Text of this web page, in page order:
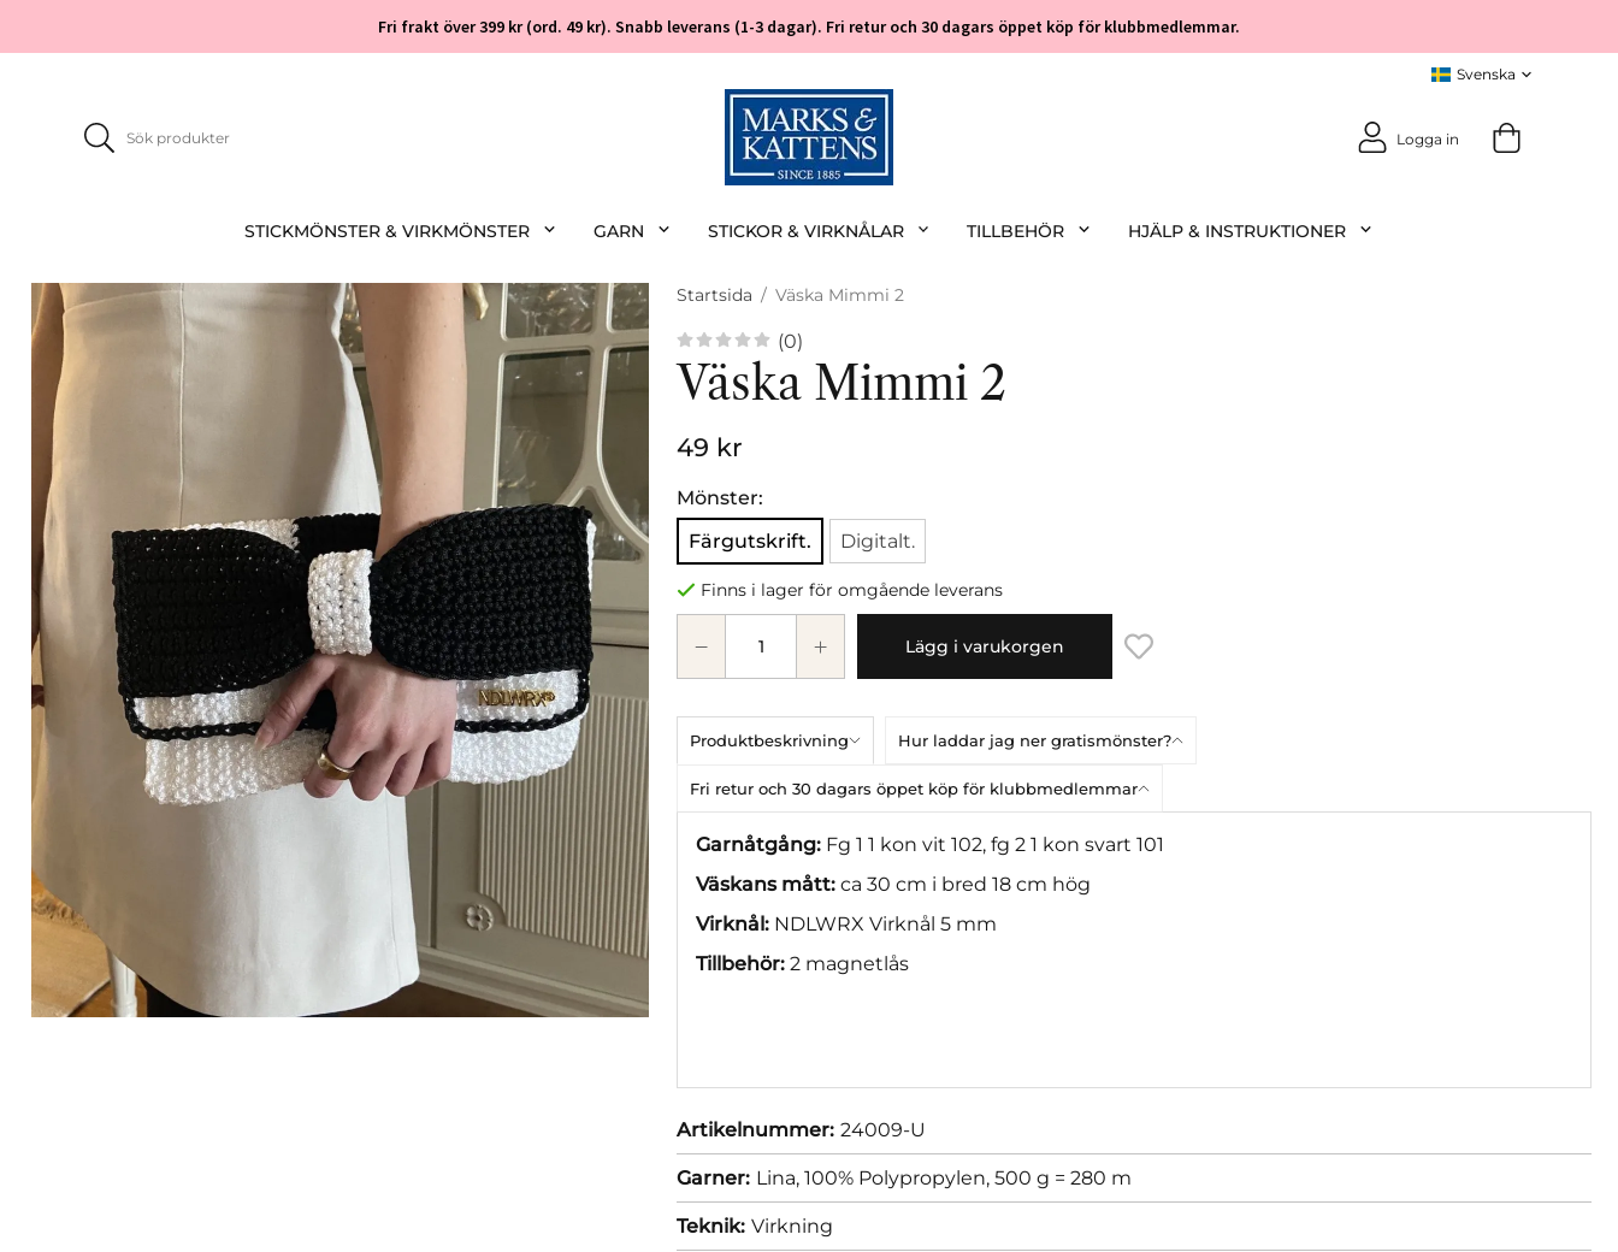
Fri frakt över 399 kr (ord. 49 kr). Snabb leverans (1-3 dagar). Fri retur och 30 dagars öppet köp för klubbmedlemmar.
Logga in
STICKMÖNSTER & VIRKMÖNSTER GARN STICKOR & VIRKNÅLAR TILLBEHÖR HJÄLP & INSTRUKTIONER
Startsida / Väska Mimmi 2
(0)
Väska Mimmi 2
49 kr
Mönster:
Färgutskrift.
Digitalt.
Finns i lager för omgående leverans
Lägg i varukorgen
Produktbeskrivning Hur laddar jag ner gratismönster?
Fri retur och 30 dagars öppet köp för klubbmedlemmar
Garnåtgång: Fg 1 1 kon vit 102, fg 2 1 kon svart 101
Väskans mått: ca 30 cm i bred 18 cm hög
Virknål: NDLWRX Virknål 5 mm
Tillbehör: 2 magnetlås
Artikelnummer: 24009-U
Garner: Lina, 100% Polypropylen, 500 g = 280 m
Teknik: Virkning